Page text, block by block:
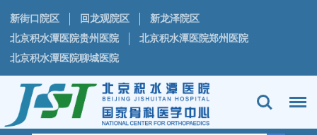
新街口院区 回龙观院区
新龙泽院区
北京积水潭医院贵州医院
北京积水潭医院郑州医院
北京积水潭医院聊城医院